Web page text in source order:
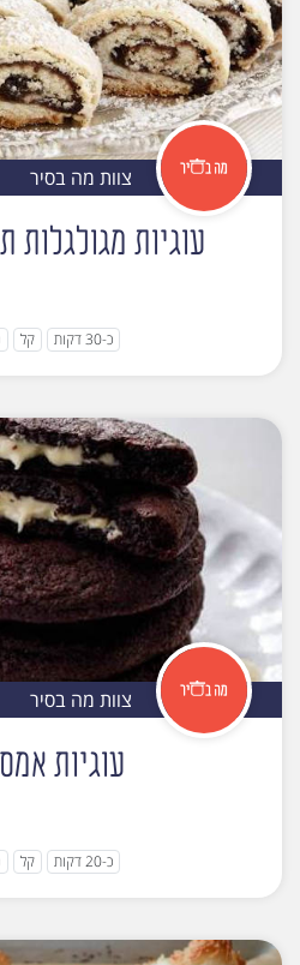
צוות מה בסיר
עוגיות מגולגלות
כ-30 דקות קל
צוות מה בסיר
עוגיות
כ-20 דקות קל